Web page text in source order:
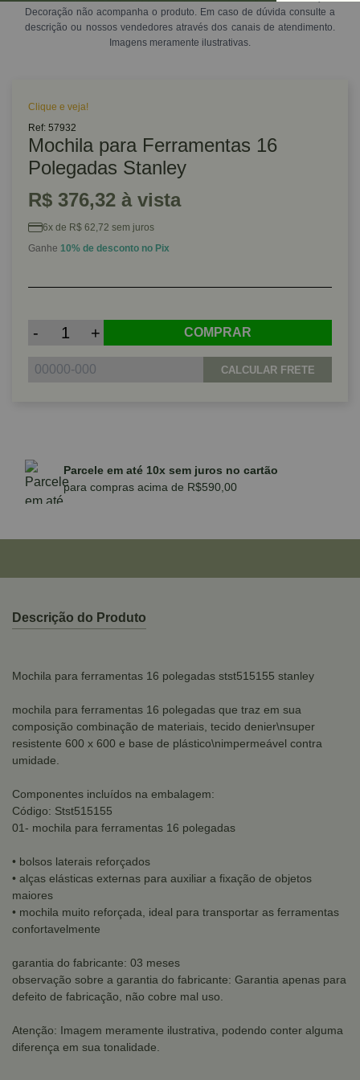
Decoração não acompanha o produto. Em caso de dúvida consulte a
descrição ou nossos vendedores através dos canais de atendimento.
Imagens meramente ilustrativas.
Clique e veja!
Ref: 57932
Mochila para Ferramentas 16
Polegadas Stanley
R$ 376,32 à vista
6x de R$ 62,72 sem juros
Ganhe 10% de desconto no Pix
- + COMPRAR
CALCULAR FRETE
Parcele em até 10x sem juros no cartão
para compras acima de R$590,00
Descrição do Produto
Mochila para ferramentas 16 polegadas stst515155 stanley
mochila para ferramentas 16 polegadas que traz em sua
composição combinação de materiais, tecido denier\nsuper
resistente 600 x 600 e base de plástico\nimpermeável contra
umidade.
Componentes incluídos na embalagem:
Código: Stst515155
01- mochila para ferramentas 16 polegadas
• bolsos laterais reforçados
• alças elásticas externas para auxiliar a fixação de objetos
maiores
• mochila muito reforçada, ideal para transportar as ferramentas
confortavelmente
garantia do fabricante: 03 meses
observação sobre a garantia do fabricante: Garantia apenas para
defeito de fabricação, não cobre mal uso.
Atenção: Imagem meramente ilustrativa, podendo conter alguma
diferença em sua tonalidade.